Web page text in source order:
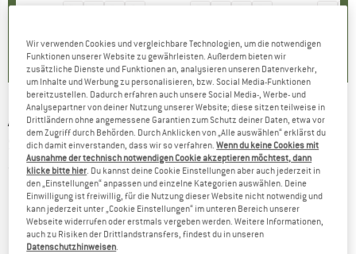
ADIDAS -Women's Optime Essentials 3
Stripes Shorts - Shorts
(0)
Wir verwenden Cookies und vergleichbare Technologien, um die notwendigen
Funktionen unserer Website zu gewährleisten. Außerdem bieten wir
zusätzliche Dienste und Funktionen an, analysieren unseren Datenverkehr,
um Inhalte und Werbung zu personalisieren, bzw. Social Media-Funktionen
bereitzustellen. Dadurch erfahren auch unsere Social Media-, Werbe- und
Analysepartner von deiner Nutzung unserer Website; diese sitzen teilweise in
Drittländern ohne angemessene Garantien zum Schutz deiner Daten, etwa vor
dem Zugriff durch Behörden. Durch Anklicken von „Alle auswählen“ erklärst du
dich damit einverstanden, dass wir so verfahren.Wenn du keine Cookies mit
Ausnahme der technisch notwendigen Cookie akzeptieren möchtest, dann
klicke bitte hier. Du kannst deine Cookie Einstellungen aber auch jederzeit in
den „Einstellungen“ anpassen und einzelne Kategorien auswählen. Deine
Einwilligung ist freiwillig, für die Nutzung dieser Website nicht notwendig und
kann jederzeit unter „Cookie Einstellungen“ im unteren Bereich unserer
Webseite widerrufen oder erstmals vergeben werden. Weitere Informationen,
auch zu Risiken der Drittlandstransfers, findest du in unseren
Datenschutzhinweisen.